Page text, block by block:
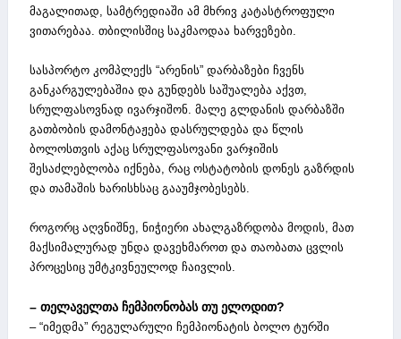
მაგალითად, სამტრედიაში ამ მხრივ კატასტროფული
ვითარებაა. თბილისშიც საკმაოდაა ხარვეზები.
სასპორტო კომპლექს “არენის” დარბაზები ჩვენს
განკარგულებაშია და გუნდებს საშუალება აქვთ,
სრულფასოვნად ივარჯიშონ. მალე გლდანის დარბაზში
გათბობის დამონტაჟება დასრულდება და წლის
ბოლოსთვის აქაც სრულფასოვანი ვარჯიშის
შესაძლებლობა იქნება, რაც ოსტატობის დონეს გაზრდის
და თამაშის ხარისხსაც გააუმჯობესებს.
როგორც აღვნიშნე, ნიჭიერი ახალგაზრდობა მოდის, მათ
მაქსიმალურად უნდა დავეხმაროთ და თაობათა ცვლის
პროცესიც უმტკივნეულოდ ჩაივლის.
– თელაველთა ჩემპიონობას თუ ელოდით?
– “იმედმა” რეგულარული ჩემპიონატის ბოლო ტურში